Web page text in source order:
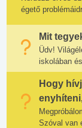
égető
Mit
Üdv!
iskolában
Hogy
Szóval van